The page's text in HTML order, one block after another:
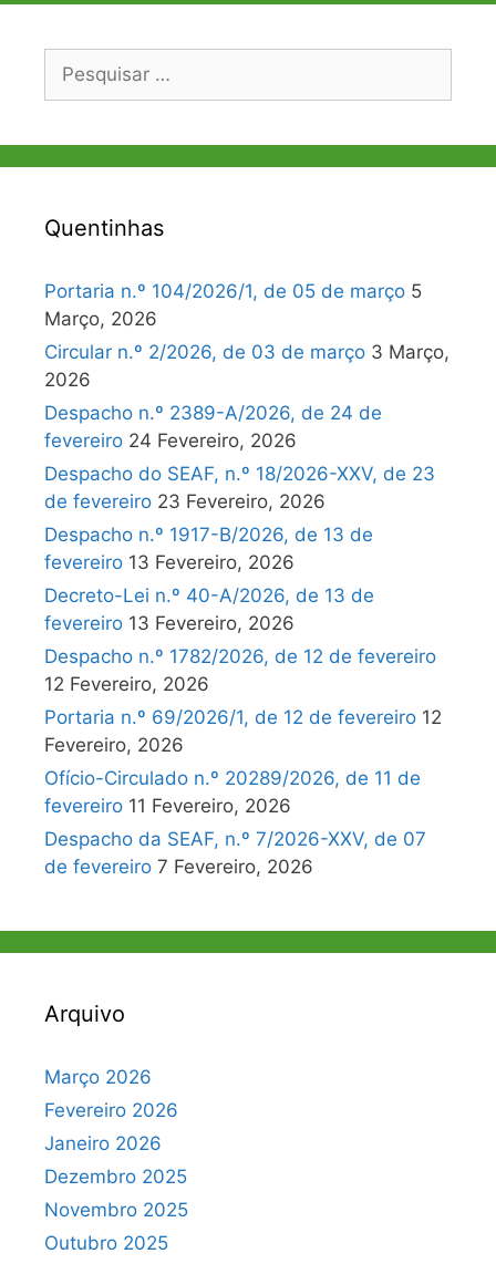
Pesquisar
Quentinhas
Portaria n.º 104/2026/1, de 05 de março 5
Março, 2026
Circular n.º 2/2026, de 03 de março 3 Março,
2026
Despacho n.º 2389-A/2026, de 24 de
fevereiro 24 Fevereiro, 2026
Despacho do SEAF, n.º 18/2026-XXV, de 23
de fevereiro 23 Fevereiro, 2026
Despacho n.º 1917-B/2026, de 13 de
fevereiro 13 Fevereiro, 2026
Decreto-Lei n.º 40-A/2026, de 13 de
fevereiro 13 Fevereiro, 2026
Despacho n.º 1782/2026, de 12 de fevereiro
12 Fevereiro, 2026
Portaria n.º 69/2026/1, de 12 de fevereiro 12
Fevereiro, 2026
Ofício-Circulado n.º 20289/2026, de 11 de
fevereiro 11 Fevereiro, 2026
Despacho da SEAF, n.º 7/2026-XXV, de 07
de fevereiro 7 Fevereiro, 2026
Arquivo
Março 2026
Fevereiro 2026
Janeiro 2026
Dezembro 2025
Novembro 2025
Outubro 2025